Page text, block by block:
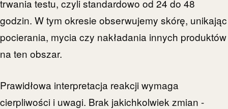
trwania testu, czyli standardowo od 24 do 48
godzin. W tym okresie obserwujemy skórę, unikając
pocierania, mycia czy nakładania innych produktów
na ten obszar.
Prawidłowa interpretacja reakcji wymaga
cierpliwości i uwagi. Brak jakichkolwiek zmian -